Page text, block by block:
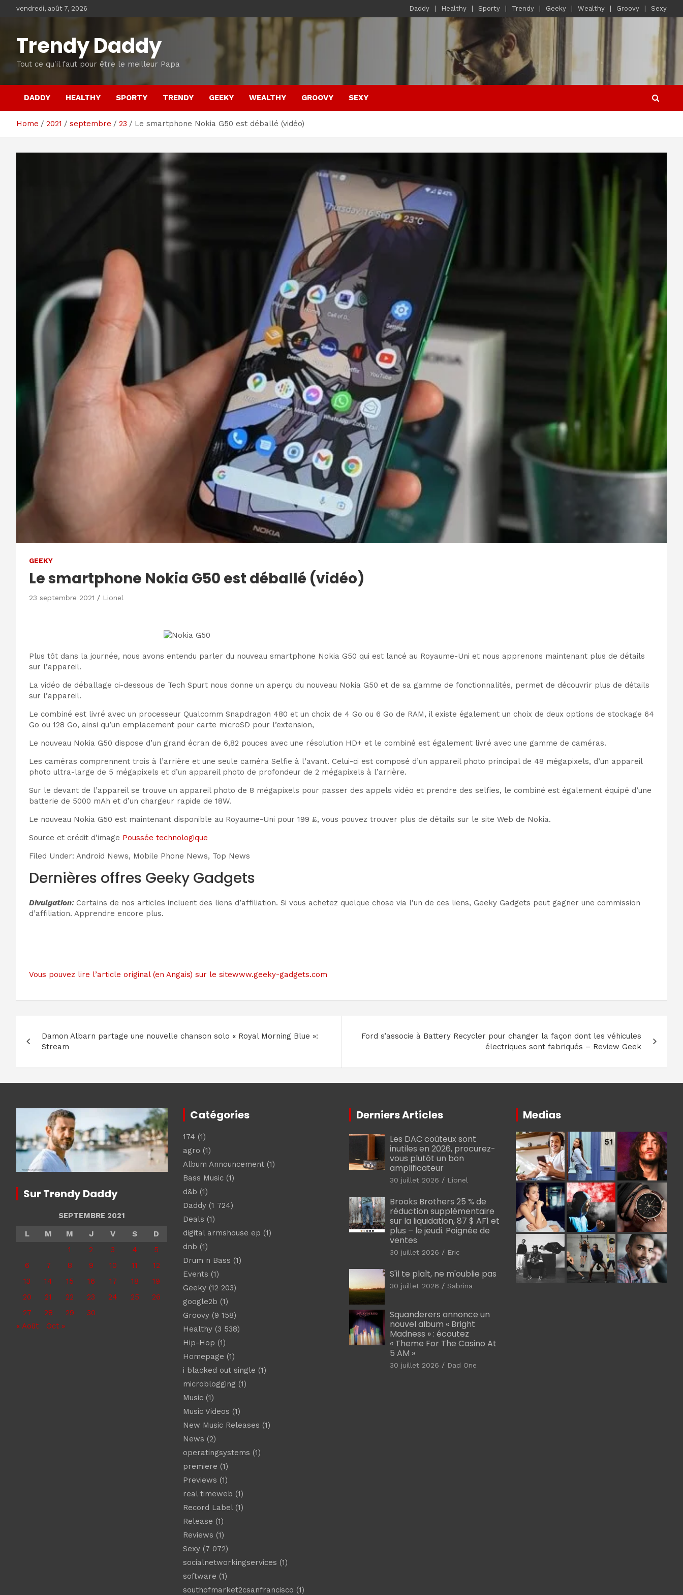
vendredi, août 7, 2026 Daddy Healthy Sporty Trendy Geeky Wealthy Groovy Sexy
Trendy Daddy
Tout ce qu'il faut pour être le meilleur Papa
DADDY HEALTHY SPORTY TRENDY GEEKY WEALTHY GROOVY SEXY
Home 2021 septembre 23 Le smartphone Nokia G50 est déballé (vidéo)
GEEKY
Le smartphone Nokia G50 est déballé (vidéo)
23 septembre 2021 Lionel
Plus tôt dans la journée, nous avons entendu parler du nouveau smartphone Nokia G50 qui est lancé au Royaume-Uni et nous apprenons maintenant plus de détails
sur l’appareil.
La vidéo de déballage ci-dessous de Tech Spurt nous donne un aperçu du nouveau Nokia G50 et de sa gamme de fonctionnalités, permet de découvrir plus de détails
sur l’appareil.
Le combiné est livré avec un processeur Qualcomm Snapdragon 480 et un choix de 4 Go ou 6 Go de RAM, il existe également un choix de deux options de stockage 64
Go ou 128 Go, ainsi qu’un emplacement pour carte microSD pour l’extension,
Le nouveau Nokia G50 dispose d’un grand écran de 6,82 pouces avec une résolution HD+ et le combiné est également livré avec une gamme de caméras.
Les caméras comprennent trois à l’arrière et une seule caméra Selfie à l’avant. Celui-ci est composé d’un appareil photo principal de 48 mégapixels, d’un appareil
photo ultra-large de 5 mégapixels et d’un appareil photo de profondeur de 2 mégapixels à l’arrière.
Sur le devant de l’appareil se trouve un appareil photo de 8 mégapixels pour passer des appels vidéo et prendre des selfies, le combiné est également équipé d’une
batterie de 5000 mAh et d’un chargeur rapide de 18W.
Le nouveau Nokia G50 est maintenant disponible au Royaume-Uni pour 199 £, vous pouvez trouver plus de détails sur le site Web de Nokia.
Source et crédit d’image Poussée technologique
Filed Under: Android News, Mobile Phone News, Top News
Dernières offres Geeky Gadgets
Divulgation: Certains de nos articles incluent des liens d’affiliation. Si vous achetez quelque chose via l’un de ces liens, Geeky Gadgets peut gagner une commission
d’affiliation. Apprendre encore plus.
Vous pouvez lire l’article original (en Angais) sur le sitewww.geeky-gadgets.com
de
l’article
Damon Albarn partage une nouvelle chanson solo « Royal Morning Blue »:
Stream
Ford s’associe à Battery Recycler pour changer la façon dont les véhicules
électriques sont fabriqués – Review Geek
Sur Trendy Daddy
SEPTEMBRE 2021
L
M M J V S
D
1
2 3 4
5
6
7 8 9 10 11
12
13
14 15 16 17 18
19
20
21 22 23 24 25
26
27
28 29
30
« Août
Oct »
Catégories
174 (1)
agro (1)
Album Announcement(1)
Bass Music(1)
d&b (1)
Daddy(1 724)
Deals (1)
digital armshouse ep (1)
dnb (1)
Drum n Bass (1)
Events (1)
Geeky(12 203)
google2b (1)
Groovy(9 158)
Healthy(3 538)
Hip-Hop (1)
Homepage (1)
i blacked out single (1)
microblogging (1)
Music(1)
Music Videos (1)
New Music Releases (1)
News (2)
operatingsystems (1)
premiere (1)
Previews (1)
real timeweb (1)
Record Label(1)
Release (1)
Reviews (1)
Sexy(7 072)
socialnetworkingservices (1)
software (1)
southofmarket2csanfrancisco (1)
Derniers Articles
Les DAC coûteux sont
inutiles en 2026, procurez-
vous plutôt un bon
amplificateur
30 juillet 2026 Lionel
Brooks Brothers 25 % de
réduction supplémentaire
sur la liquidation, 87 $ AF1 et
plus – le jeudi. Poignée de
ventes
30 juillet 2026 Eric
S'il te plaît, ne m'oublie pas
30 juillet 2026 Sabrina
Squanderers annonce un
nouvel album « Bright
Madness » : écoutez
« Theme For The Casino At
5 AM »
30 juillet 2026 Dad One
Medias